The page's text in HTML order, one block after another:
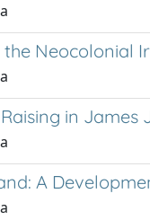
the Neocolonial
in James
A